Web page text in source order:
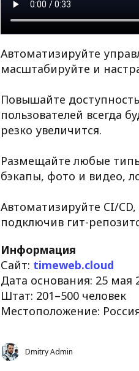
Автоматизируйте
масштабируйте и
Повышайте
пользователей всегда
резко увеличится.
Размещайте любые
бэкапы, фото и видео,
Автоматизируйте CI/
подключив гит-
Информация
Сайт: timeweb.cloud
Дата основания: 25 мая
Штат: 201–500 человек
Местоположение:
Dmitry Admin